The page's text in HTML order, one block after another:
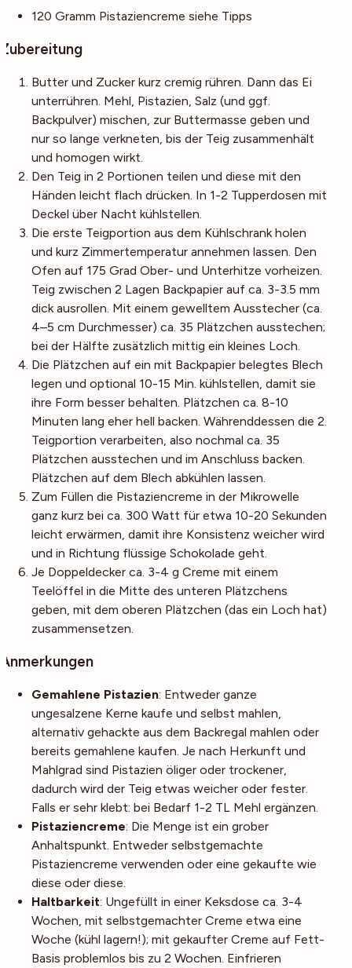
120 Gramm Pistaziencreme siehe Tipps
Zubereitung
Butter und Zucker kurz cremig rühren. Dann das Ei
unterrühren. Mehl, Pistazien, Salz (und ggf.
Backpulver) mischen, zur Buttermasse geben und
nur so lange verkneten, bis der Teig zusammenhält
und homogen wirkt.
Den Teig in 2 Portionen teilen und diese mit den
Händen leicht flach drücken. In 1-2 Tupperdosen mit
Deckel über Nacht kühlstellen.
Die erste Teigportion aus dem Kühlschrank holen
und kurz Zimmertemperatur annehmen lassen. Den
Ofen auf 175 Grad Ober- und Unterhitze vorheizen.
Teig zwischen 2 Lagen Backpapier auf ca. 3-3.5 mm
dick ausrollen. Mit einem gewelltem Ausstecher (ca.
4–5 cm Durchmesser) ca. 35 Plätzchen ausstechen;
bei der Hälfte zusätzlich mittig ein kleines Loch.
Die Plätzchen auf ein mit Backpapier belegtes Blech
legen und optional 10-15 Min. kühlstellen, damit sie
ihre Form besser behalten. Plätzchen ca. 8-10
Minuten lang eher hell backen. Währenddessen die 2.
Teigportion verarbeiten, also nochmal ca. 35
Plätzchen ausstechen und im Anschluss backen.
Plätzchen auf dem Blech abkühlen lassen.
Zum Füllen die Pistaziencreme in der Mikrowelle
ganz kurz bei ca. 300 Watt für etwa 10-20 Sekunden
leicht erwärmen, damit ihre Konsistenz weicher wird
und in Richtung flüssige Schokolade geht.
Je Doppeldecker ca. 3-4 g Creme mit einem
Teelöffel in die Mitte des unteren Plätzchens
geben, mit dem oberen Plätzchen (das ein Loch hat)
zusammensetzen.
Anmerkungen
Gemahlene Pistazien: Entweder ganze
ungesalzene Kerne kaufe und selbst mahlen,
alternativ gehackte aus dem Backregal mahlen oder
bereits gemahlene kaufen. Je nach Herkunft und
Mahlgrad sind Pistazien öliger oder trockener,
dadurch wird der Teig etwas weicher oder fester.
Falls er sehr klebt: bei Bedarf 1-2 TL Mehl ergänzen.
Pistaziencreme: Die Menge ist ein grober
Anhaltspunkt. Entweder selbstgemachte
Pistaziencreme verwenden oder eine gekaufte wie
diese oder diese.
Haltbarkeit: Ungefüllt in einer Keksdose ca. 3-4
Wochen, mit selbstgemachter Creme etwa eine
Woche (kühl lagern!); mit gekaufter Creme auf Fett-
Basis problemlos bis zu 2 Wochen. Einfrieren